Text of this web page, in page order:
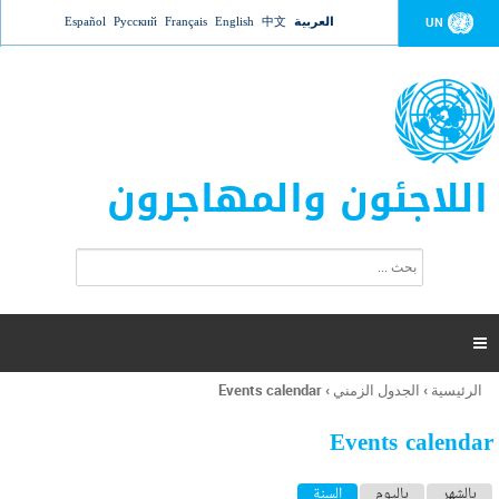
Jump to navigation UN العربية 中文
English
Français
Русский
Español
اللاجئون والمهاجرون
ت
ر
ل
ح
ب

أنت
هنا
الرئيسية › الجدول الزمني ›
Events calendar
Events calendar